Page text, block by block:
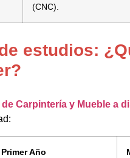
(CNC).
estudios:
Carpintería y Mueble a
Año